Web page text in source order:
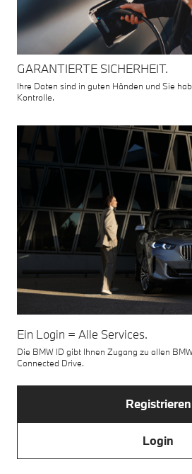
GARANTIERTE SICHERHEIT.
Ihre Daten sind in guten Händen und Sie
Kontrolle.
Ein Login = Alle Services.
Die BMW ID gibt Ihnen Zugang zu allen
Connected Drive.
Registrieren
Login